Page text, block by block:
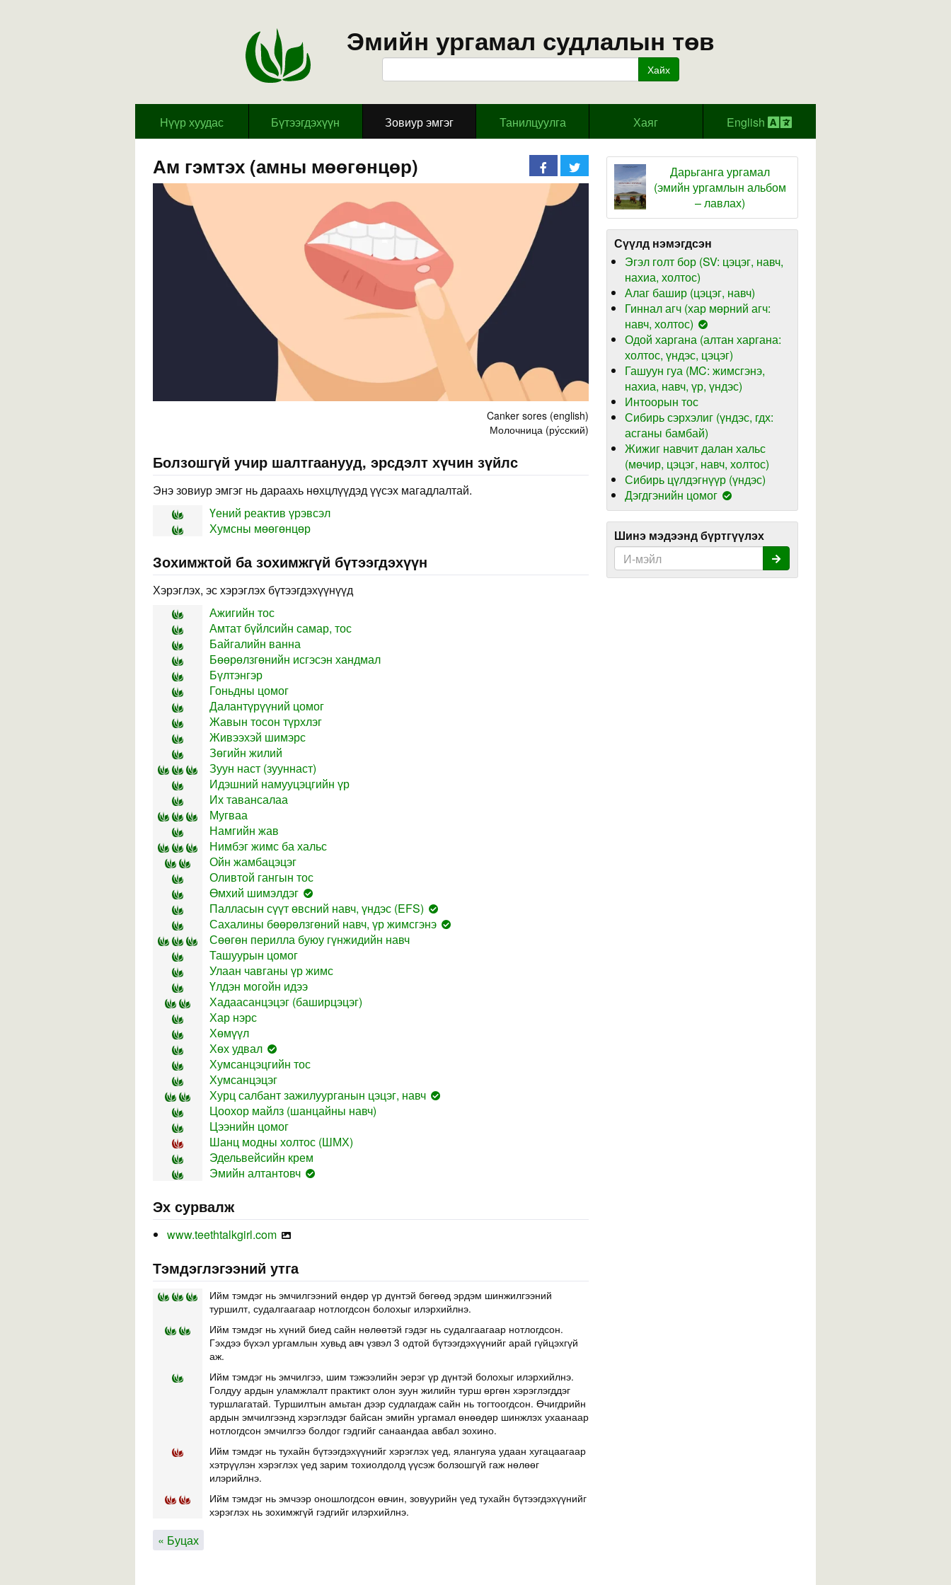
Эмийн ургамал судлалын төв
Хайх
Hүүр хуудас Бүтээгдэхүүн Зовиур эмгэг Танилцуулга Хаяг English
Ам гэмтэх (амны мөөгөнцөр)
Canker sores (english)
Молочница (ру́сский)
Болзошгүй учир шалтгаанууд, эрсдэлт хүчин зүйлс
Энэ зовиур эмгэг нь дараахь нөхцлүүдэд үүсэх магадлалтай.
Үений реактив үрэвсэл
Хумсны мөөгөнцөр
Зохимжтой ба зохимжгүй бүтээгдэхүүн
Хэрэглэх, эс хэрэглэх бүтээгдэхүүнүүд
Ажигийн тос
Амтат бүйлсийн самар, тос
Байгалийн ванна
Бөөрөлзгөнийн исгэсэн хандмал
Бүлтэнгэр
Гоньдны цомог
Далантүрүүний цомог
Жавын тосон түрхлэг
Живээхэй шимэрс
Зөгийн жилий
Зуун наст (зууннаст)
Идэшний намууцэцгийн үр
Их тавансалаа
Мугваа
Намгийн жав
Нимбэг жимс ба хальс
Ойн жамбацэцэг
Оливтой гангын тос
Өмхий шимэлдэг
Палласын сүүт өвсний навч, үндэс (EFS)
Сахалины бөөрөлзгөний навч, үр жимсгэнэ
Сөөгөн перилла буюу гүнжидийн навч
Ташуурын цомог
Улаан чавганы үр жимс
Үлдэн могойн идээ
Хадаасанцэцэг (баширцэцэг)
Хар нэрс
Хөмүүл
Хөх удвал
Хумсанцэцгийн тос
Хумсанцэцэг
Хурц салбант зажилуурганын цэцэг, навч
Цоохор майлз (шанцайны навч)
Цээнийн цомог
Шанц модны холтос (ШМХ)
Эдельвейсийн крем
Эмийн алтантовч
Эх сурвалж
www.teethtalkgirl.com
Тэмдэглэгээний утга
Ийм тэмдэг нь эмчилгээний өндөр үр дүнтэй бөгөөд эрдэм шинжилгээний
туршилт, судалгаагаар нотлогдсон болохыг илэрхийлнэ.
Ийм тэмдэг нь хүний биед сайн нөлөөтэй гэдэг нь судалгаагаар нотлогдсон.
Гэхдээ бүхэл ургамлын хувьд авч үзвэл 3 одтой бүтээгдэхүүнийг арай гүйцэхгүй
аж.
Ийм тэмдэг нь эмчилгээ, шим тэжээлийн эерэг үр дүнтэй болохыг илэрхийлнэ.
Голдуу ардын уламжлалт практикт олон зуун жилийн турш өргөн хэрэглэгддэг
туршлагатай. Туршилтын амьтан дээр судлагдаж сайн нь тогтоогдсон. Өчигдрийн
ардын эмчилгээнд хэрэглэдэг байсан эмийн ургамал өнөөдөр шинжлэх ухаанаар
нотлогдсон эмчилгээ болдог гэдгийг санаандаа авбал зохино.
Ийм тэмдэг нь тухайн бүтээгдэхүүнийг хэрэглэх үед, ялангуяа удаан хугацаагаар
хэтрүүлэн хэрэглэх үед зарим тохиолдолд үүсэж болзошгүй гаж нөлөөг
илэрийлнэ.
Ийм тэмдэг нь эмчээр оношлогдсон өвчин, зовуурийн үед тухайн бүтээгдэхүүнийг
хэрэглэх нь зохимжгүй гэдгийг илэрхийлнэ.
« Буцах
Дарьганга ургамал
(эмийн ургамлын альбом
– лавлах)
Сүүлд нэмэгдсэн
Эгэл голт бор (SV: цэцэг, навч,
нахиа, холтос)
Алаг башир (цэцэг, навч)
Гиннал агч (хар мөрний агч:
навч, холтос)
Одой харгана (алтан харгана:
холтос, үндэс, цэцэг)
Гашуун гуа (MC: жимсгэнэ,
нахиа, навч, үр, үндэс)
Интоорын тос
Сибирь сэрхэлиг (үндэс, гдх:
асганы бамбай)
Жижиг навчит далан хальс
(мөчир, цэцэг, навч, холтос)
Сибирь цүлдэгнүүр (үндэс)
Дэгдгэнийн цомог
Шинэ мэдээнд бүртгүүлэх